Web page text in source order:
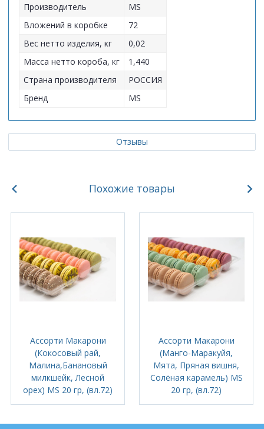
Производитель
MS
Вложений в коробке
72
Вес нетто изделия, кг
0,02
Масса нетто короба, кг
1,440
Страна производителя
РОССИЯ
Бренд
MS
Отзывы
Похожие товары
Ассорти Макарони
(Кокосовый рай,
Малина,Банановый
милкшейк, Лесной
орех) MS 20 гр, (вл.72)
Ассорти Макарони
(Манго-Маракуйя,
Мята, Пряная вишня,
Солёная карамель) MS
20 гр, (вл.72)